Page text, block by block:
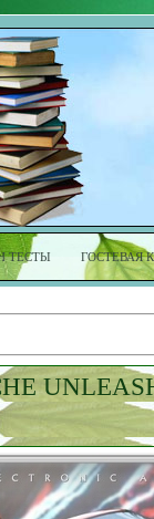
ТЕСТЫ ГОСТЕВАЯ